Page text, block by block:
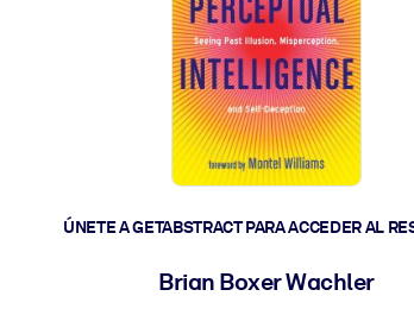
ÚNETE A GETABSTRACT PARA ACCEDER AL
Brian Boxer Wachler